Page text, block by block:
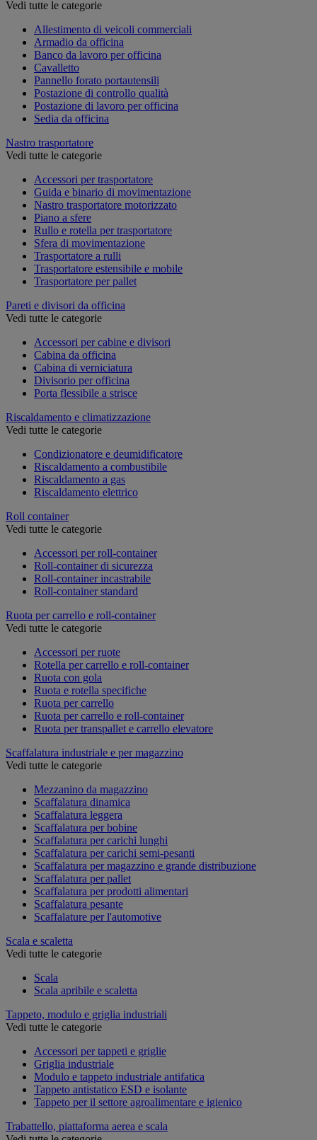
Vedi tutte le categorie
Allestimento di veicoli commerciali
Armadio da officina
Banco da lavoro per officina
Cavalletto
Pannello forato portautensili
Postazione di controllo qualità
Postazione di lavoro per officina
Sedia da officina
Nastro trasportatore
Vedi tutte le categorie
Accessori per trasportatore
Guida e binario di movimentazione
Nastro trasportatore motorizzato
Piano a sfere
Rullo e rotella per trasportatore
Sfera di movimentazione
Trasportatore a rulli
Trasportatore estensibile e mobile
Trasportatore per pallet
Pareti e divisori da officina
Vedi tutte le categorie
Accessori per cabine e divisori
Cabina da officina
Cabina di verniciatura
Divisorio per officina
Porta flessibile a strisce
Riscaldamento e climatizzazione
Vedi tutte le categorie
Condizionatore e deumidificatore
Riscaldamento a combustibile
Riscaldamento a gas
Riscaldamento elettrico
Roll container
Vedi tutte le categorie
Accessori per roll-container
Roll-container di sicurezza
Roll-container incastrabile
Roll-container standard
Ruota per carrello e roll-container
Vedi tutte le categorie
Accessori per ruote
Rotella per carrello e roll-container
Ruota con gola
Ruota e rotella specifiche
Ruota per carrello
Ruota per carrello e roll-container
Ruota per transpallet e carrello elevatore
Scaffalatura industriale e per magazzino
Vedi tutte le categorie
Mezzanino da magazzino
Scaffalatura dinamica
Scaffalatura leggera
Scaffalatura per bobine
Scaffalatura per carichi lunghi
Scaffalatura per carichi semi-pesanti
Scaffalatura per magazzino e grande distribuzione
Scaffalatura per pallet
Scaffalatura per prodotti alimentari
Scaffalatura pesante
Scaffalature per l'automotive
Scala e scaletta
Vedi tutte le categorie
Scala
Scala apribile e scaletta
Tappeto, modulo e griglia industriali
Vedi tutte le categorie
Accessori per tappeti e griglie
Griglia industriale
Modulo e tappeto industriale antifatica
Tappeto antistatico ESD e isolante
Tappeto per il settore agroalimentare e igienico
Trabattello, piattaforma aerea e scala